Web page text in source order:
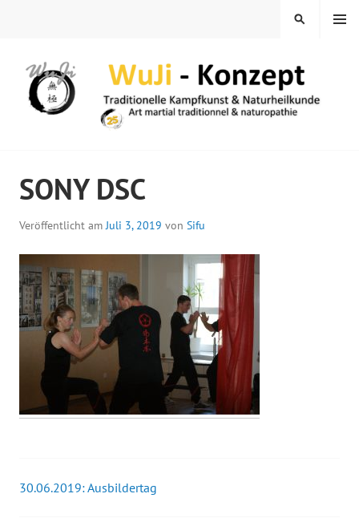
MENÜ
SUCHEN
SONY DSC
Veröffentlicht amJuli 3, 2019 von Sifu
Beitrags-
30.06.2019: Ausbildertag